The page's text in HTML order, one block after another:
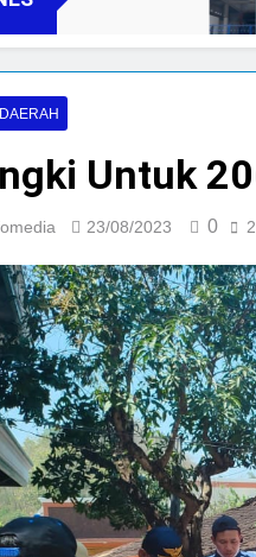
04/08/2026
DAERAH
Untuk
23/08/2023 0